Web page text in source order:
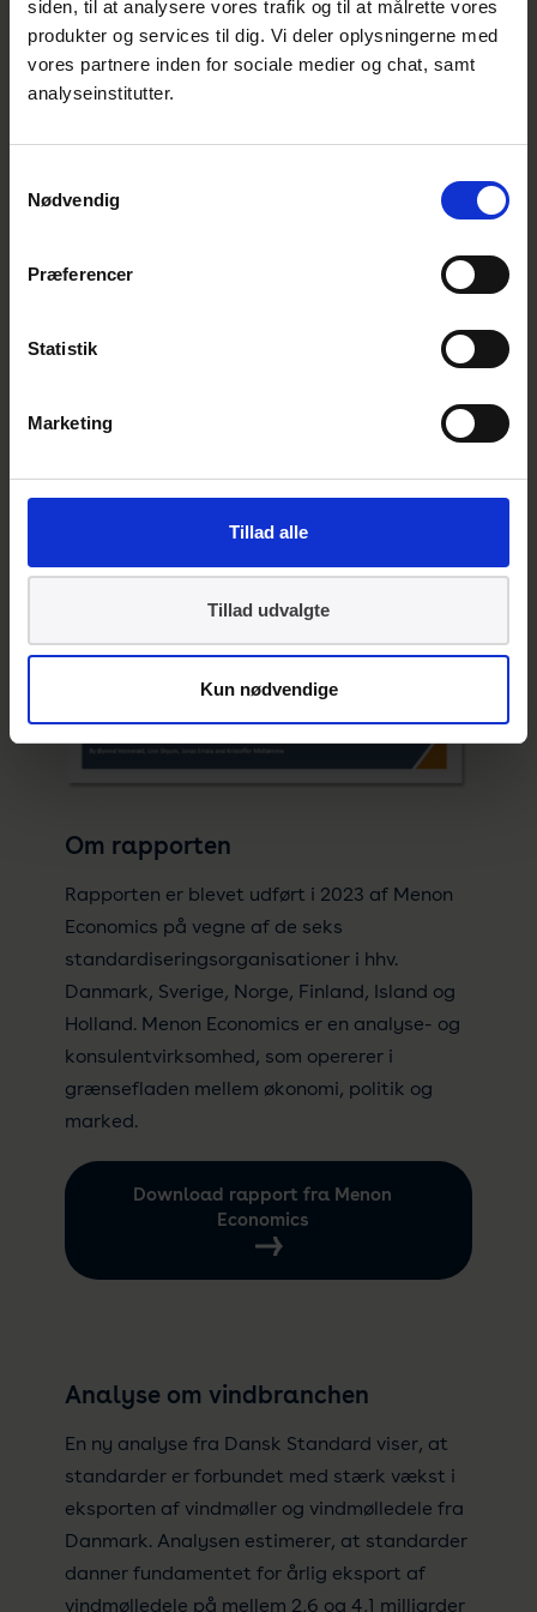
siden, til at analysere vores trafik og til at målrette vores
produkter og services til dig. Vi deler oplysningerne med
vores partnere inden for sociale medier og chat, samt
analyseinstitutter.
Nødvendig
Præferencer
Statistik
Marketing
Tillad alle
Tillad udvalgte
Kun nødvendige
inden for fx drikkevand, da standarder giver
en fælles definition for, hvornår man kan
drikke vandet. Så selvom standardisering er
det i sidste ende os som forbrugere.
Om rapporten
Rapporten er blevet udført i 2023 af Menon
Economics på vegne af de seks
standardiseringsorganisationer i hhv.
Danmark, Sverige, Norge, Finland, Island og
Holland. Menon Economics er en analyse- og
konsulentvirksomhed, som opererer i
grænsefladen mellem økonomi, politik og
marked.
Download rapport fra Menon
Economics
Analyse om vindbranchen
En ny analyse fra Dansk Standard viser, at
standarder er forbundet med stærk vækst i
eksporten af vindmøl­ler og vindmølledele fra
Danmark. Analysen estimerer, at standarder
danner fundamentet for årlig eksport af
vindmølledele på mellem 2,6 og 4,1 milliarder